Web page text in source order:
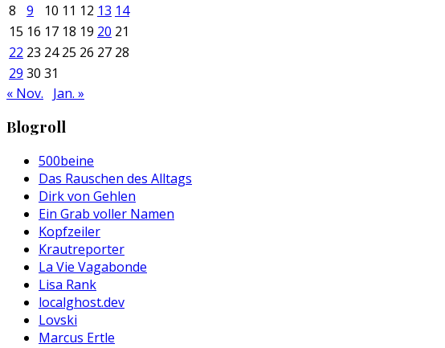
8
9 10 11 12 13 14
15 16 17 18 19 20 21
22 23 24 25 26 27 28
29 30 31
« Nov.
Jan. »
Blogroll
500beine
Das Rauschen des Alltags
Dirk von Gehlen
Ein Grab voller Namen
Kopfzeiler
Krautreporter
La Vie Vagabonde
Lisa Rank
localghost.dev
Lovski
Marcus Ertle